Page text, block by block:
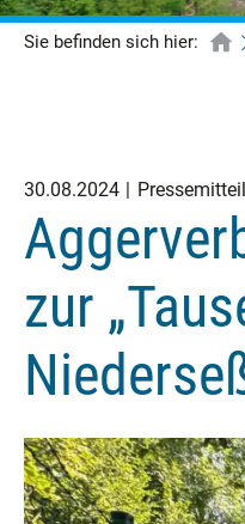
Sie befinden sich hier:
30.08.2024
zur